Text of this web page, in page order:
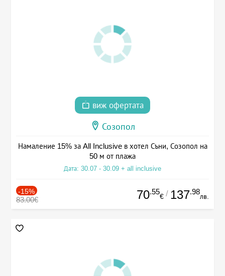
виж офертата
Созопол
Намаление 15% за All Inclusive в хотел Съни, Созопол на
50 м от плажа
Дата: 30.07 - 30.09 + all inclusive
-15%
83.00€ 70.55
€ / 137.98
лв.